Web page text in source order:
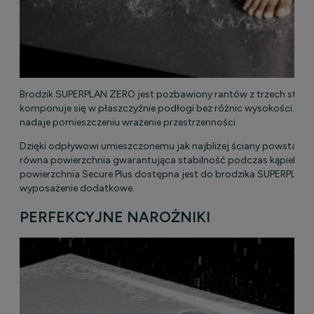
Brodzik SUPERPLAN ZERO jest pozbawiony rantów z trzech stron
komponuje się w płaszczyźnie podłogi bez różnic wysokości.
nadaje pomieszczeniu wrażenie przestrzenności.
Dzięki odpływowi umieszczonemu jak najbliżej ściany powstaje
równa powierzchnia gwarantująca stabilność podczas kąpieli.
powierzchnia Secure Plus dostępna jest do brodzika SUPERPLAN
wyposażenie dodatkowe.
PERFEKCYJNE NAROŻNIKI